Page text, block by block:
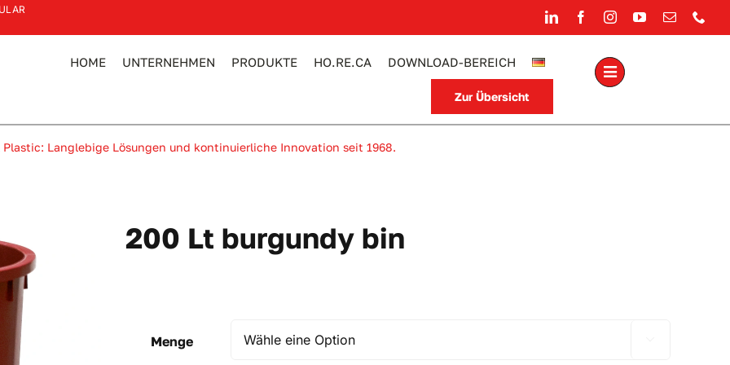
HOME UNTERNEHMEN PRODUKTE HO.RE.CA DOWNLOAD-BEREICH
Zur Übersicht
Plastic: Langlebige Lösungen und kontinuierliche Innovation seit 1968.
200 Lt burgundy bin
Menge